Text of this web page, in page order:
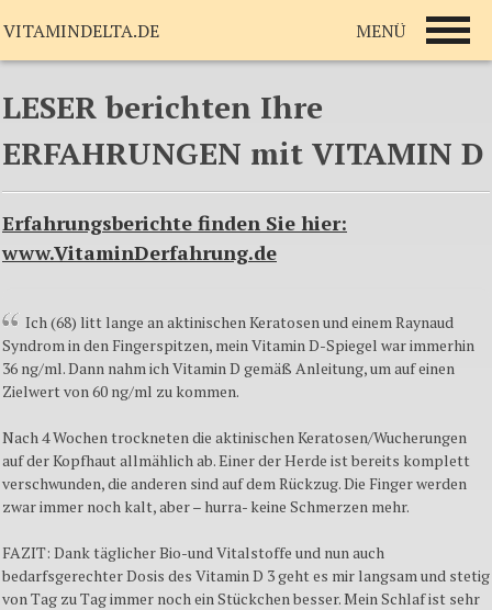
LESER berichten Ihre
ERFAHRUNGEN mit VITAMIN D
Erfahrungsberichte finden Sie hier:
www.VitaminDerfahrung.de
Ich (68) litt lange an aktinischen Keratosen und einem Raynaud
Syndrom in den Fingerspitzen, mein Vitamin D-Spiegel war immerhin
36 ng/ml. Dann nahm ich Vitamin D gemäß Anleitung, um auf einen
Zielwert von 60 ng/ml zu kommen.
Nach 4 Wochen trockneten die aktinischen Keratosen/Wucherungen
auf der Kopfhaut allmählich ab. Einer der Herde ist bereits komplett
verschwunden, die anderen sind auf dem Rückzug. Die Finger werden
zwar immer noch kalt, aber – hurra- keine Schmerzen mehr.
FAZIT: Dank täglicher Bio-und Vitalstoffe und nun auch
bedarfsgerechter Dosis des Vitamin D 3 geht es mir langsam und stetig
von Tag zu Tag immer noch ein Stückchen besser. Mein Schlaf ist sehr
VITAMINDELTA.DE MENÜ